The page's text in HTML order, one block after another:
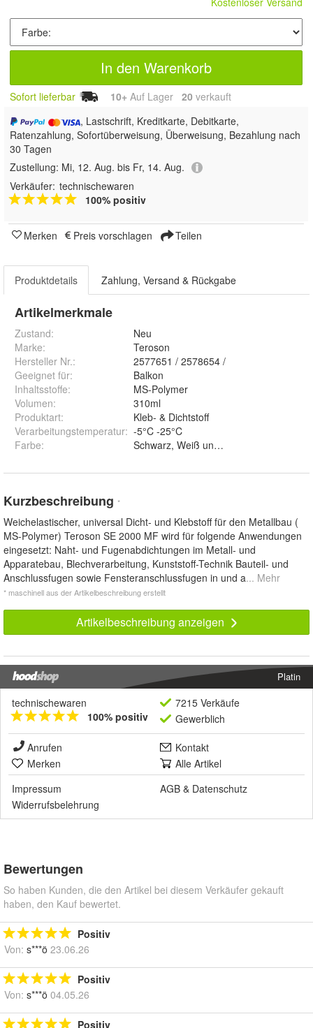
In den Warenkorb
Sofort lieferbar 10+ Auf Lager 20 verkauft
, Lastschrift, Kreditkarte, Debitkarte,
Ratenzahlung, Sofortüberweisung, Überweisung, Bezahlung nach
30 Tagen
Zustellung: Mi, 12. Aug. bis Fr, 14. Aug.
Verkäufer: technischewaren
100% positiv
Merken Preis vorschlagen Teilen
Produktdetails Zahlung, Versand & Rückgabe
Artikelmerkmale
Zustand:
Neu
Marke:
Teroson
Hersteller Nr.:
2577651 / 2578654 /
Geeignet für:
Balkon
Inhaltsstoffe:
MS-Polymer
Volumen:
310ml
Produktart:
Kleb- & Dichtstoff
Verarbeitungstemperatur: -5°C -25°C
Farbe: Schwarz, Weiß und Grau
Kurzbeschreibung *
Weichelastischer, universal Dicht- und Klebstoff für den Metallbau (
MS-Polymer) Teroson SE 2000 MF wird für folgende Anwendungen
eingesetzt: Naht- und Fugenabdichtungen im Metall- und
Apparatebau, Blechverarbeitung, Kunststoff-Technik Bauteil- und
Anschlussfugen sowie Fensteranschlussfugen in und a... Mehr
* maschinell aus der Artikelbeschreibung erstellt
Artikelbeschreibung anzeigen
Platin
technischewaren
100% positiv
7215 Verkäufe
Gewerblich
Anrufen
Kontakt
Merken
Alle Artikel
Impressum
AGB & Datenschutz
Widerrufsbelehrung
Bewertungen
So haben Kunden, die den Artikel bei diesem Verkäufer gekauft
haben, den Kauf bewertet.
Positiv
Von: s***ö 23.06.26
Positiv
Von: s***ö 04.05.26
Positiv